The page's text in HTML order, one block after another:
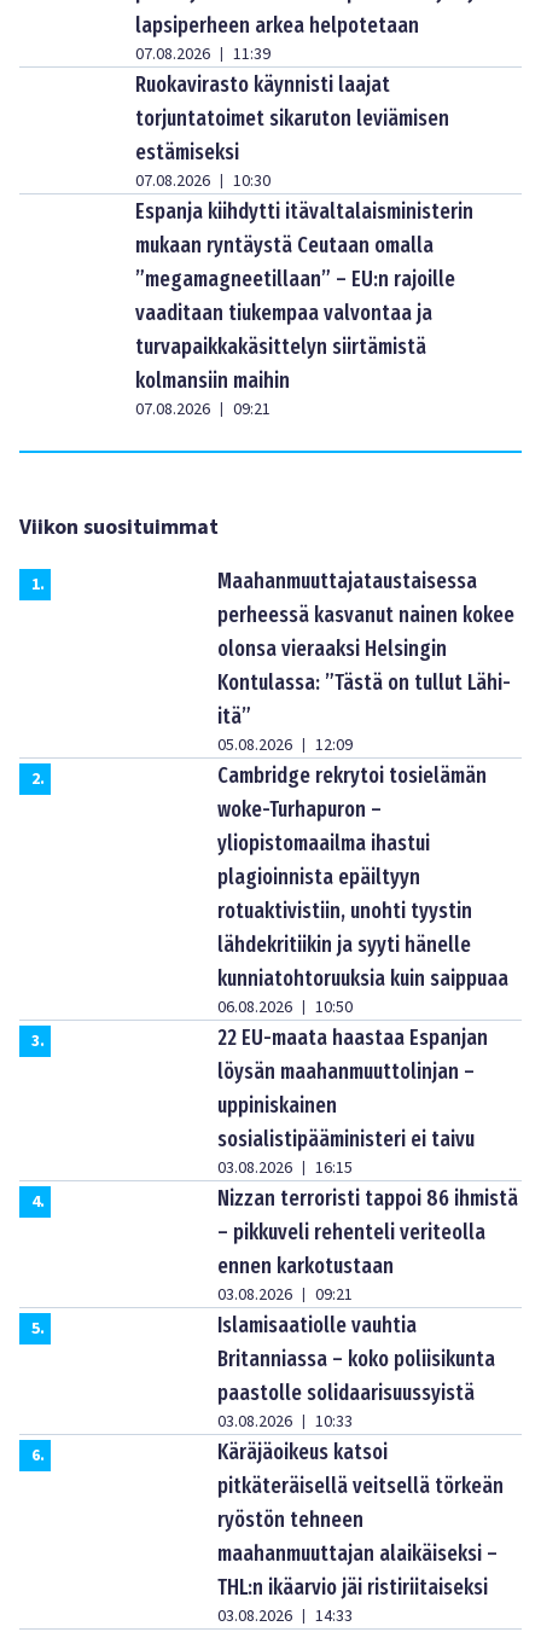
lapsiperheen arkea helpotetaan
07.08.2026 | 11:39
Ruokavirasto käynnisti laajat
torjuntatoimet sikaruton leviämisen
estämiseksi
07.08.2026 | 10:30
Espanja kiihdytti itävaltalaisministerin
mukaan ryntäystä Ceutaan omalla
”megamagneetillaan” – EU:n rajoille
vaaditaan tiukempaa valvontaa ja
turvapaikkakäsittelyn siirtämistä
kolmansiin maihin
07.08.2026 | 09:21
Viikon suosituimmat
1.
Maahanmuuttajataustaisessa
perheessä kasvanut nainen kokee
olonsa vieraaksi Helsingin
Kontulassa: ”Tästä on tullut Lähi-
itä”
05.08.2026 | 12:09
2.
Cambridge rekrytoi tosielämän
woke-Turhapuron –
yliopistomaailma ihastui
plagioinnista epäiltyyn
rotuaktivistiin, unohti tyystin
lähdekritiikin ja syyti hänelle
kunniatohtoruuksia kuin saippuaa
06.08.2026 | 10:50
3.
22 EU-maata haastaa Espanjan
löysän maahanmuuttolinjan –
uppiniskainen
sosialistipääministeri ei taivu
03.08.2026 | 16:15
4.
Nizzan terroristi tappoi 86 ihmistä
– pikkuveli rehenteli veriteolla
ennen karkotustaan
03.08.2026 | 09:21
5.
Islamisaatiolle vauhtia
Britanniassa – koko poliisikunta
paastolle solidaarisuussyistä
03.08.2026 | 10:33
6.
Käräjäoikeus katsoi
pitkäteräisellä veitsellä törkeän
ryöstön tehneen
maahanmuuttajan alaikäiseksi –
THL:n ikäarvio jäi ristiriitaiseksi
03.08.2026 | 14:33